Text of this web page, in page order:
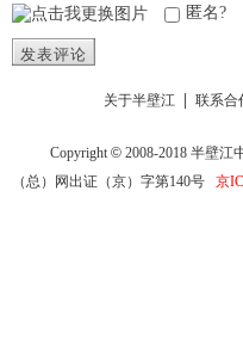
匿名?
发表评论
关于半壁江 联系合
Copyright © 2008-2018半壁江
（总）网出证（京）字第140号 京